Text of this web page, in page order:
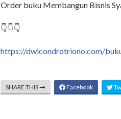
Order buku Membangun Bisnis
👇👇👇
https://dwicondrotriono.com/
SHARE THIS Facebook